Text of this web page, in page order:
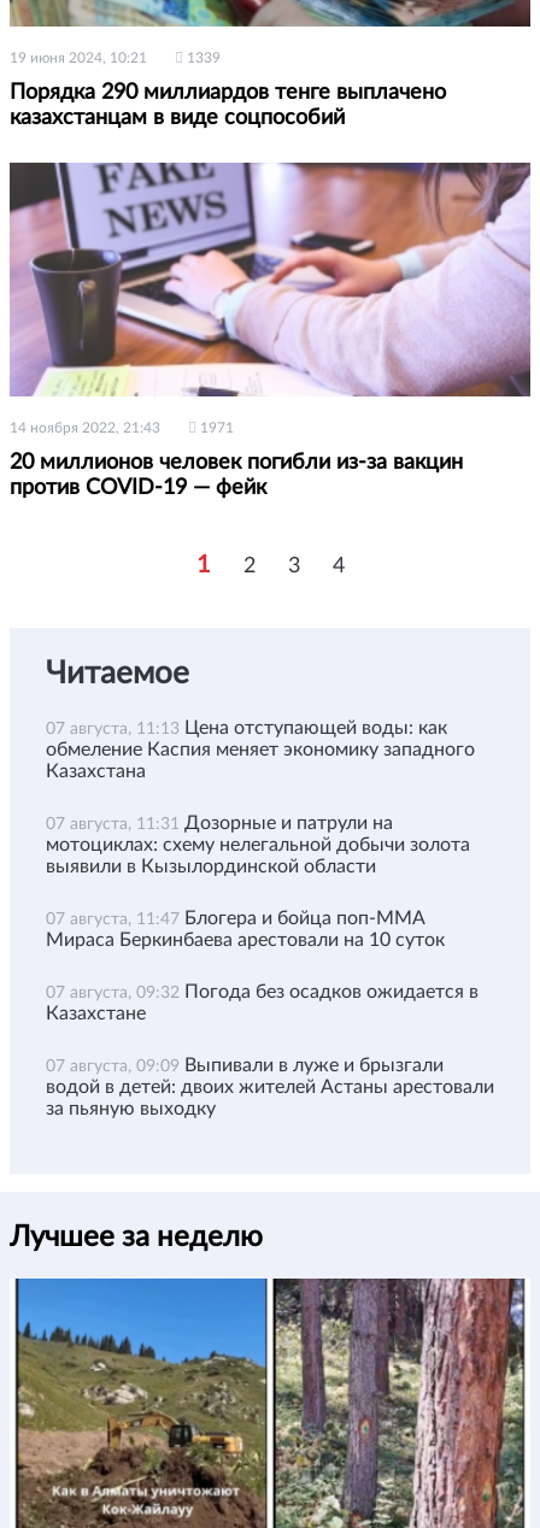
19 июня 2024, 10:21 1339
Порядка 290 миллиардов тенге выплачено
казахстанцам в виде соцпособий
14 ноября 2022, 21:43 1971
20 миллионов человек погибли из-за вакцин
против COVID-19 — фейк
1 2 3 4
Читаемое
07 августа, 11:13 Цена отступающей воды: как
обмеление Каспия меняет экономику западного
Казахстана
07 августа, 11:31 Дозорные и патрули на
мотоциклах: схему нелегальной добычи золота
выявили в Кызылординской области
07 августа, 11:47 Блогера и бойца поп-ММА
Мираса Беркинбаева арестовали на 10 суток
07 августа, 09:32 Погода без осадков ожидается в
Казахстане
07 августа, 09:09 Выпивали в луже и брызгали
водой в детей: двоих жителей Астаны арестовали
за пьяную выходку
Лучшее за неделю